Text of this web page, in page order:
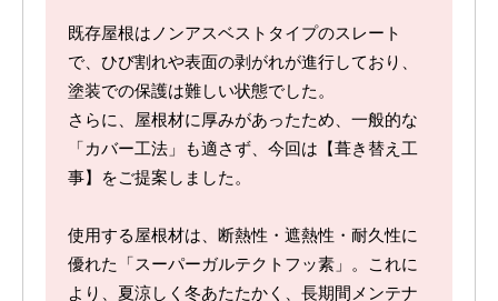
既存屋根はノンアスベストタイプのスレート
で、ひび割れや表面の剥がれが進行しており、
塗装での保護は難しい状態でした。
さらに、屋根材に厚みがあったため、一般的な
「カバー工法」も適さず、今回は【葺き替え工
事】をご提案しました。
使用する屋根材は、断熱性・遮熱性・耐久性に
優れた「スーパーガルテクトフッ素」。これに
より、夏涼しく冬あたたかく、長期間メンテナ